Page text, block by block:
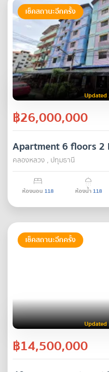
เช็คสถานะอีกครั้ง
฿26,000,000
Apartment 6 floors 2
คลองหลวง , ปทุมธานี
ห้องนอน 118 ห้องน้ำ 118
เช็คสถานะอีกครั้ง
฿14,500,000